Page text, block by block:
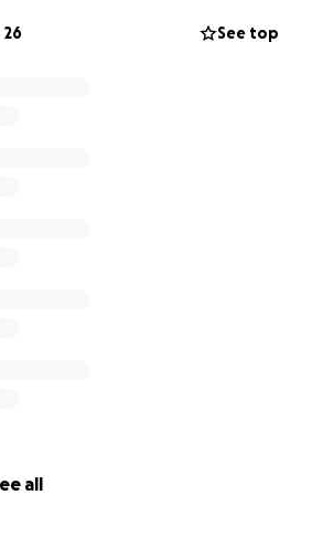
especializados en
rehabilitación física y
26 See top
all